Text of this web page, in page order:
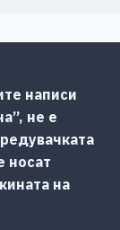
написи
не е
носат
на